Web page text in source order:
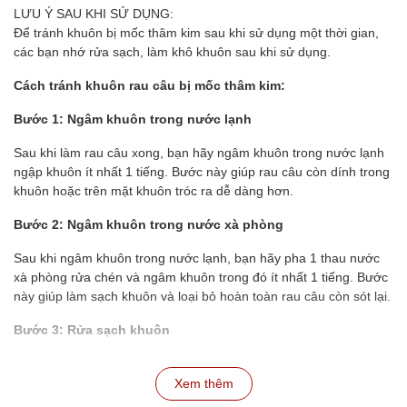
LƯU Ý SAU KHI SỬ DỤNG:
Để tránh khuôn bị mốc thâm kim sau khi sử dụng một thời gian,
các bạn nhớ rửa sạch, làm khô khuôn sau khi sử dụng.
Cách tránh khuôn rau câu bị mốc thâm kim:
Bước 1: Ngâm khuôn trong nước lạnh
Sau khi làm rau câu xong, bạn hãy ngâm khuôn trong nước lạnh
ngập khuôn ít nhất 1 tiếng. Bước này giúp rau câu còn dính trong
khuôn hoặc trên mặt khuôn tróc ra dễ dàng hơn.
Bước 2: Ngâm khuôn trong nước xà phòng
Sau khi ngâm khuôn trong nước lạnh, bạn hãy pha 1 thau nước
xà phòng rửa chén và ngâm khuôn trong đó ít nhất 1 tiếng. Bước
này giúp làm sạch khuôn và loại bỏ hoàn toàn rau câu còn sót lại.
Bước 3: Rửa sạch khuôn
khuôn lại với nước lạnh để loại bỏ xà phòng.
Xem thêm